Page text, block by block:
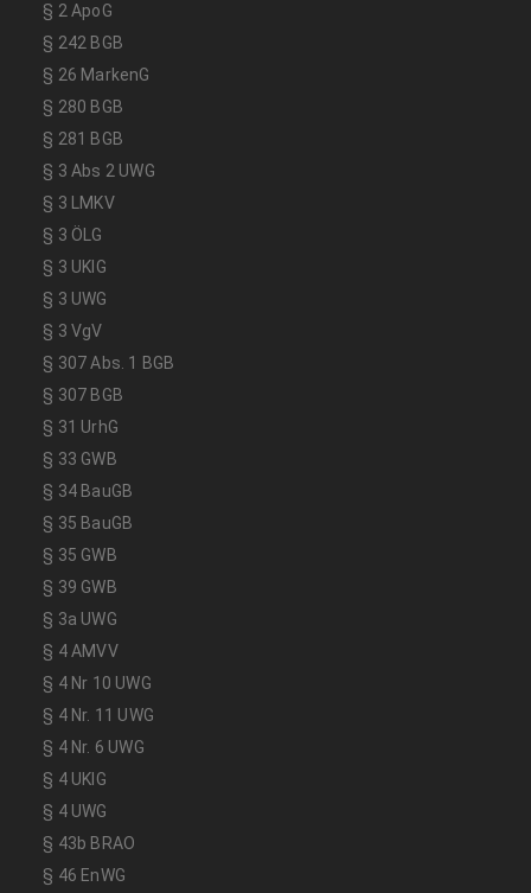
§ 2 ApoG
§ 242 BGB
§ 26 MarkenG
§ 280 BGB
§ 281 BGB
§ 3 Abs 2 UWG
§ 3 LMKV
§ 3 ÖLG
§ 3 UKlG
§ 3 UWG
§ 3 VgV
§ 307 Abs. 1 BGB
§ 307 BGB
§ 31 UrhG
§ 33 GWB
§ 34 BauGB
§ 35 BauGB
§ 35 GWB
§ 39 GWB
§ 3a UWG
§ 4 AMVV
§ 4 Nr 10 UWG
§ 4 Nr. 11 UWG
§ 4 Nr. 6 UWG
§ 4 UKlG
§ 4 UWG
§ 43b BRAO
§ 46 EnWG